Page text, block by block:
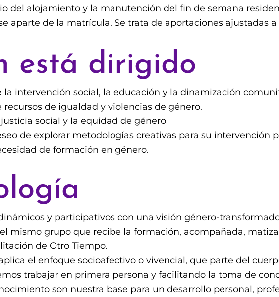
del alojamiento y la manutención del fin de semana
aparte de la matrícula. Se trata de aportaciones ajustadas
está dirigido
la intervención social, la educación y la dinamización
recursos de igualdad y violencias de género.
social y la equidad de género.
de explorar metodologías creativas para su intervención
de formación en género.
y participativos con una visión género-
mismo grupo que recibe la formación, acompañada,
de Otro Tiempo.
el enfoque socioafectivo o vivencial, que parte del
trabajar en primera persona y facilitando la toma de
son nuestra base para un desarrollo personal,